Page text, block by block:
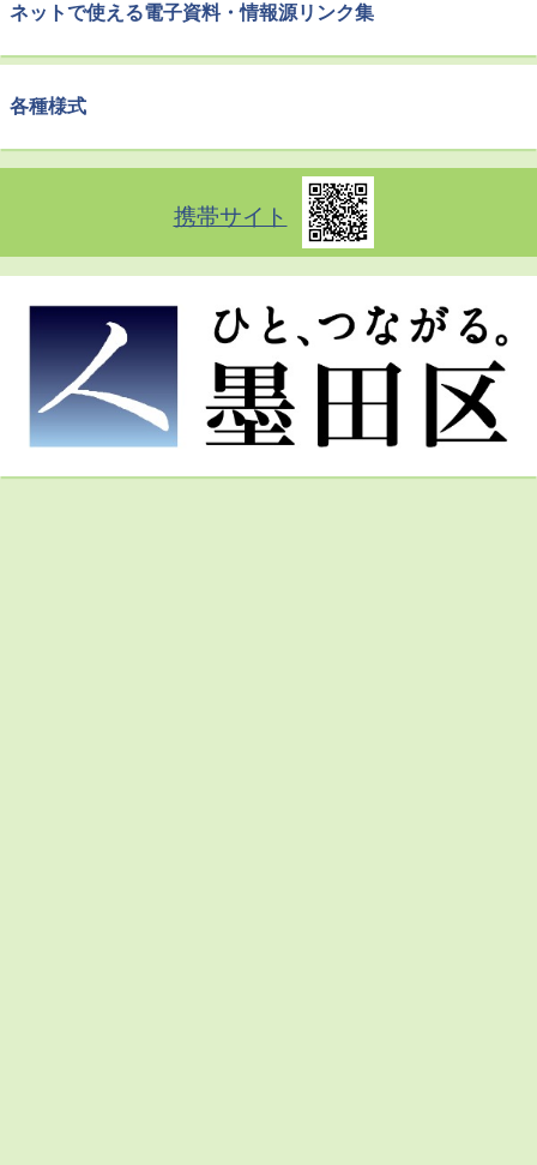
ネットで使える電子資料・情報源リンク集
各種様式
携帯サイト